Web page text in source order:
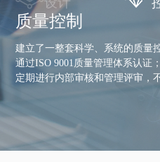
质量控制
建立了一整套科学、系统的质量
通过ISO 9001质量管理体系认证；
定期进行内部审核和管理评审，